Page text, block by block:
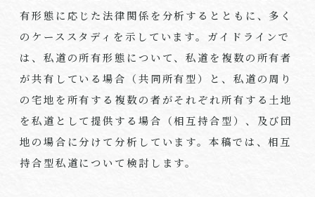
有形態に応じた法律関係を分析するとともに、多く
のケーススタディを示しています。ガイドラインで
は、私道の所有形態について、私道を複数の所有者
が共有している場合（共同所有型）と、私道の周り
の宅地を所有する複数の者がそれぞれ所有する土地
を私道として提供する場合（相互持合型）、及び団
地の場合に分けて分析しています。本稿では、相互
持合型私道について検討します。